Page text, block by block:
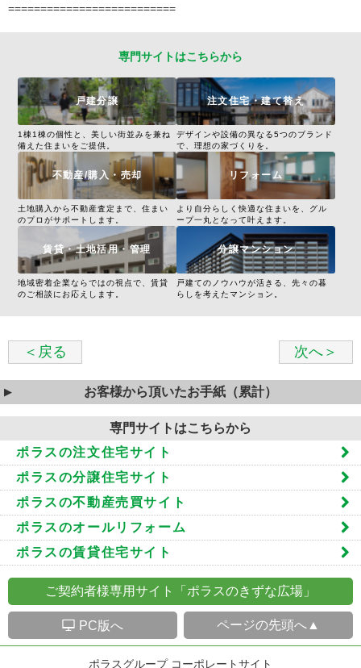
==========================
専門サイトはこちらから
戸建分譲
1棟1棟の個性と、美しい街並みを兼ね
備えた住まいをご提供。
注文住宅・建て替え
デザインや設備の異なる5つのブランド
で、理想の家づくりを。
不動産/購入・売却
土地購入から不動産査定まで、住まい
のプロがサポートします。
リフォーム
より自分らしく快適な住まいを、グル
ープ一丸となって叶えます。
賃貸・土地活用・管理
地域密着企業ならではの視点で、賃貸
のご相談にお応えします。
分譲マンション
戸建てのノウハウが活きる、先々の暮
らしを考えたマンション。
＜戻る 次へ＞
お客様から頂いたお手紙（累計）
専門サイトはこちらから
ポラスの注文住宅サイト
ポラスの分譲住宅サイト
ポラスの不動産売買サイト
ポラスのオールリフォーム
ポラスの賃貸住宅サイト
ご契約者様専用サイト「ポラスのきずな広場」
S PC版へ ページの先頭へ▲
ポラスグループ コーポレートサイト